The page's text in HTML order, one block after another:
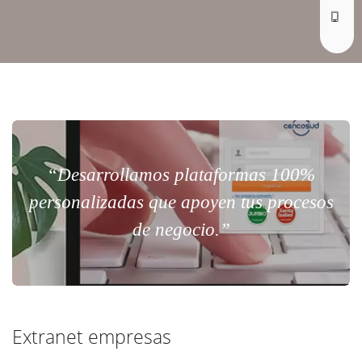
“Desarrollamos plataformas 100%
personalizadas que apoyen tus procesos
de negocio.”
Extranet empresas